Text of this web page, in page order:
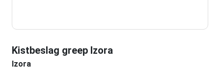
Kistbeslag greep Izora
Izora